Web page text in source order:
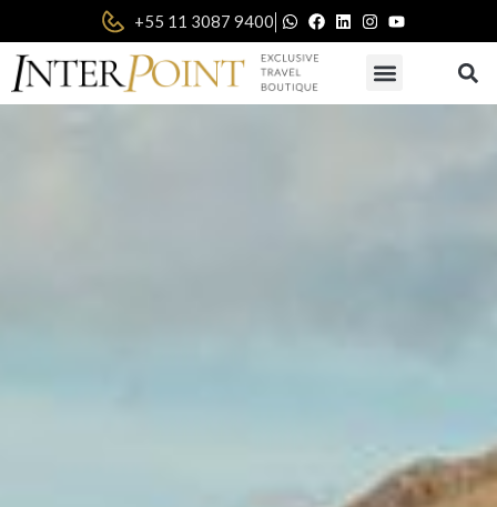
+55 11 3087 9400|